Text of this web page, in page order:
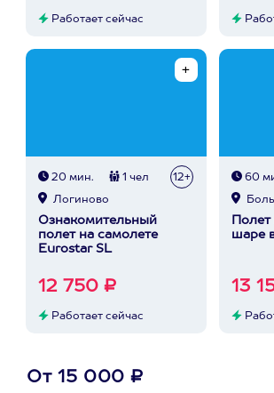
Работает сейчас
20 мин. 1 чел 12+
Логиново
Ознакомительный
полет на самолете
Eurostar SL
12 750 ₽
Работает сейчас
60
шаре
13
От 15 000 ₽